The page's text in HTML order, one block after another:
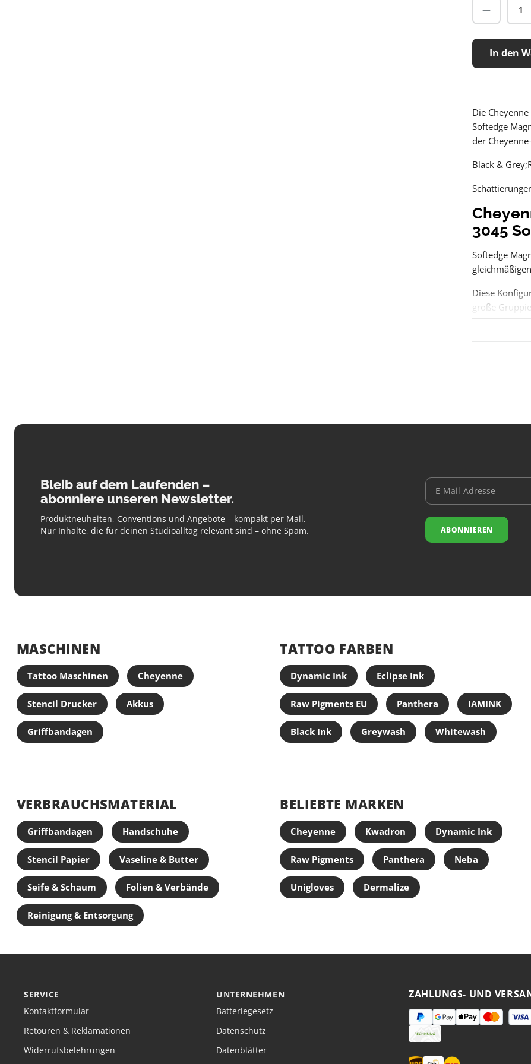
In den
Die
Softedge
der
Black &
3045
Softedge
Diese
große
Marke:
Inhalt: 20
Bleib auf dem Laufenden –
abonniere unseren Newsletter.
Produktneuheiten, Conventions und Angebote – kompakt per Mail.
Nur Inhalte, die für deinen Studioalltag relevant sind – ohne Spam.
ABONNIEREN
MASCHINEN
Tattoo Maschinen Cheyenne
Stencil Drucker Akkus
Griffbandagen
TATTOO FARBEN
Dynamic Ink Eclipse Ink
Raw Pigments EU Panthera IAMINK
Black Ink Greywash Whitewash
VERBRAUCHSMATERIAL
Griffbandagen Handschuhe
Stencil Papier Vaseline & Butter
Seife & Schaum Folien & Verbände
Reinigung & Entsorgung
BELIEBTE MARKEN
Cheyenne Kwadron Dynamic Ink
Raw Pigments Panthera Neba
Unigloves Dermalize
SERVICE
Kontaktformular
Retouren & Reklamationen
Widerrufsbelehrungen
UNTERNEHMEN
Batteriegesetz
Datenschutz
Datenblätter
ZAHLUNGS- UND